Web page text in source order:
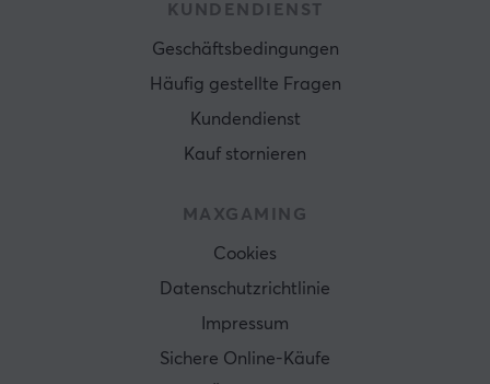
KUNDENDIENST
Geschäftsbedingungen
Häufig gestellte Fragen
Kundendienst
Kauf stornieren
MAXGAMING
Cookies
Datenschutzrichtlinie
Impressum
Sichere Online-Käufe